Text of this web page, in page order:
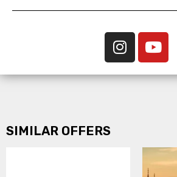
SIMILAR OFFERS